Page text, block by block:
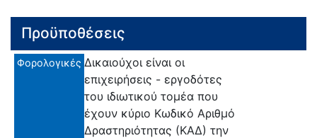
Προϋποθέσεις
Φορολογικές Δικαιούχοι είναι οι
επιχειρήσεις - εργοδότες
του ιδιωτικού τομέα που
έχουν κύριο Κωδικό Αριθμό
Δραστηριότητας (ΚΑΔ) την